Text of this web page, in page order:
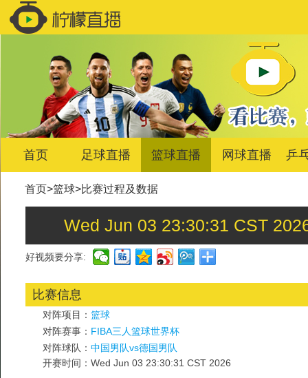
首页 足球直播 篮球直播 网球直播 乒
首页>篮球>比赛过程及数据
Wed Jun 03 23:30:31 CST
好视频要分享:
比赛信息
对阵项目： 篮球
对阵赛事： FIBA三人篮球世界杯
对阵球队： 中国男队vs德国男队
开赛时间：Wed Jun 03 23:30:31 CST 2026